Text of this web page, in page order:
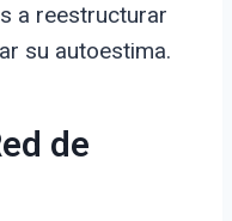
a reestructurar
su autoestima.
de